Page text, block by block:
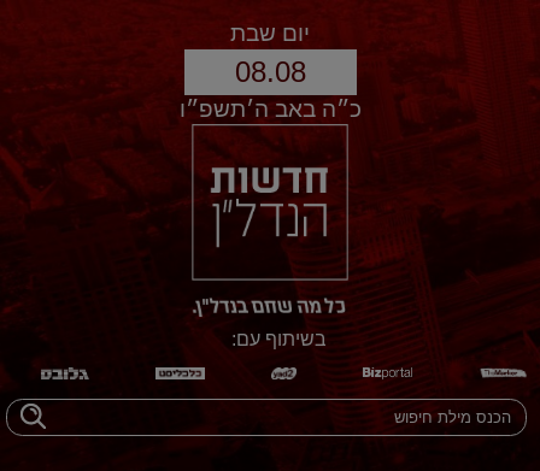
יום שבת
08.08
כ״ה באב ה׳תשפ״ו
בשיתוף עם: